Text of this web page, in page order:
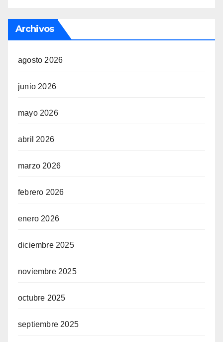
Archivos
agosto 2026
junio 2026
mayo 2026
abril 2026
marzo 2026
febrero 2026
enero 2026
diciembre 2025
noviembre 2025
octubre 2025
septiembre 2025